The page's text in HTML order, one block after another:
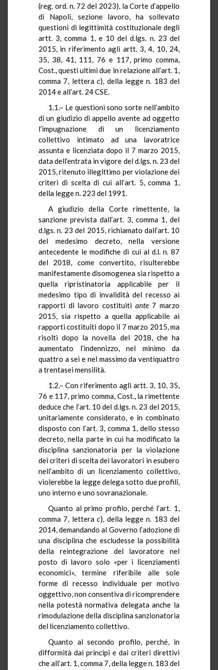
(reg. ord. n. 72 del 2023), la Corte d’appello
di Napoli, sezione lavoro, ha sollevato
questioni di legittimità costituzionale degli
artt. 3, comma 1, e 10 del d.lgs. n. 23 del
2015, in riferimento agli artt. 3, 4, 10, 24,
35, 38, 41, 111, 76 e 117, primo comma,
Cost., questi ultimi due in relazione all’art. 1,
comma 7, letterac), della legge n. 183 del
2014 e all’art. 24 CSE.
1.1.– Le questioni sono sorte nell’ambito
di un giudizio di appello avente ad oggetto
l’impugnazione di un licenziamento
collettivo intimato ad una lavoratrice
assunta e licenziata dopo il 7 marzo 2015,
data dell’entrata in vigore del d.lgs. n. 23 del
2015, ritenuto illegittimo per violazione dei
criteri di scelta di cui all’art. 5, comma 1,
della legge n. 223 del 1991.
A giudizio della Corte rimettente, la
sanzione prevista dall’art. 3, comma 1, del
d.lgs. n. 23 del 2015, richiamato dall’art. 10
del medesimo decreto, nella versione
antecedente le modifiche di cui al d.l. n. 87
del 2018, come convertito, risulterebbe
manifestamente disomogenea sia rispetto a
quella ripristinatoria applicabile per il
medesimo tipo di invalidità del recesso ai
rapporti di lavoro costituiti ante7 marzo
2015, sia rispetto a quella applicabile ai
rapporti costituiti dopo il 7 marzo 2015, ma
risolti dopo la novella del 2018, che ha
aumentato l’indennizzo, nel minimo da
quattro a sei e nel massimo da ventiquattro
a trentasei mensilità.
1.2.– Con riferimento agli artt. 3, 10, 35,
76 e 117, primo comma, Cost., la rimettente
deduce che l’art. 10 del d.lgs. n. 23 del 2015,
unitariamente considerato, e in combinato
disposto con l’art. 3, comma 1, dello stesso
decreto, nella parte in cui ha modificato la
disciplina sanzionatoria per la violazione
dei criteri di scelta dei lavoratori in esubero
nell’ambito di un licenziamento collettivo,
violerebbe la legge delega sotto due profili,
uno interno e uno sovranazionale.
Quanto al primo profilo, perché l’art. 1,
comma 7, letterac), della legge n. 183 del
2014, demandando al Governo l’adozione di
una disciplina che escludesse la possibilità
della reintegrazione del lavoratore nel
posto di lavoro solo «per i licenziamenti
economici», termine riferibile alle sole
forme di recesso individuale per motivo
oggettivo, non consentiva di ricomprendere
nella potestà normativa delegata anche la
rimodulazione della disciplina sanzionatoria
del licenziamento collettivo.
Quanto al secondo profilo, perché, in
difformità dai principi e dai criteri direttivi
che all’art. 1, comma 7, della legge n. 183 del